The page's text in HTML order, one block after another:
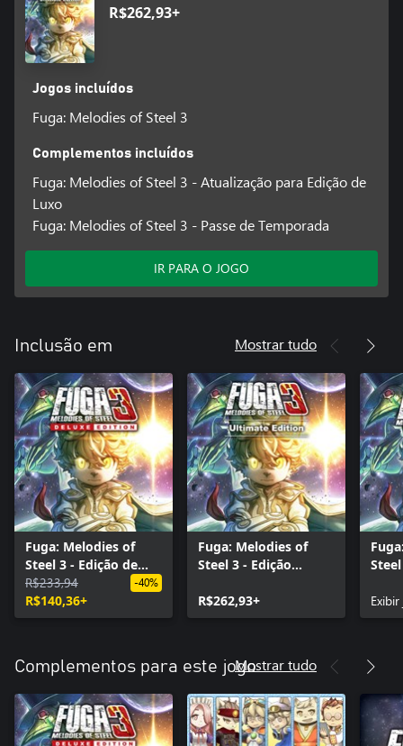
R$262,93+
Jogos incluídos
Fuga: Melodies of Steel 3
Complementos incluídos
Fuga: Melodies of Steel 3 - Atualização para Edição de
Luxo
Fuga: Melodies of Steel 3 - Passe de Temporada
IR PARA O JOGO
Inclusão em Mostrar tudo
Fuga: Melodies of
Steel 3 - Edição de
Luxo
R$233,94
R$140,36+
-40%
Fuga: Melodies of
Steel 3 - Edição
R$262,93+
Complementos para este jogoMostrar tudo